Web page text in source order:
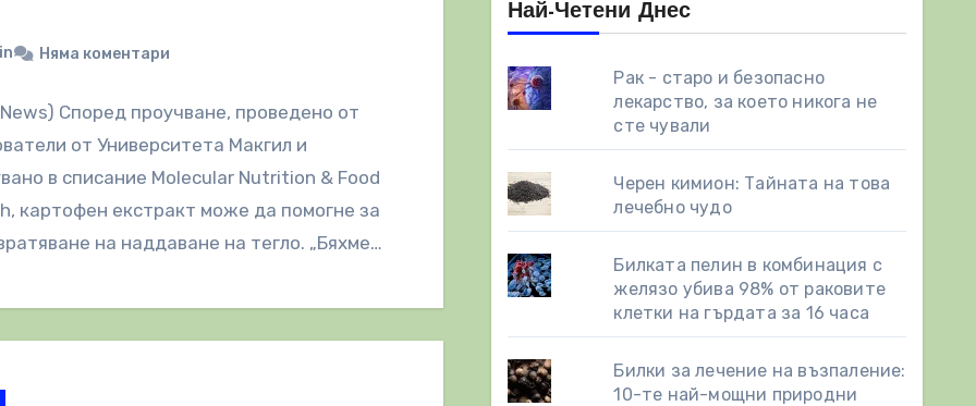
Няма коментари
Според проучване, проведено от
от Университета Макгил и
в списание Molecular Nutrition & Food
картофен екстракт може да помогне за
на наддаване на тегло. „Бяхме…
Най-Четени Днес
Рак - старо и безопасно
лекарство, за което никога не
сте чували
Черен кимион: Тайната на това
лечебно чудо
Билката пелин в комбинация с
желязо убива 98% от раковите
клетки на гърдата за 16 часа
Билки за лечение на възпаление:
10-те най-мощни природни